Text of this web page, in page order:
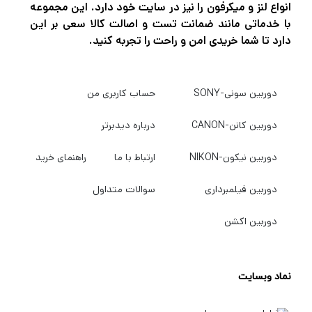
محرک AF که توسط یک موتور پله ای هدایت می
شود و همچنین یک سنسور مغناطیسی با دقت
مرحله جبران را ارائه می‌کند، با دو حالت سیستم
عامل استاندارد برای هر دو موقعیت عکاسی
کاربران این امکان را می دهد که سطح مقاومت
حلقه زوم را از قفل (قفل شده در انتهای باز برای
محدودکننده فوکوس، سوئیچ حالت سیستم
انواع لنز و میکرفون را نیز در سایت خود دارد. این مجموعه
با خدماتی مانند ضمانت تست و اصالت کالا سعی بر این
دارد تا شما خریدی امن و راحت را تجربه کنید.
دوربین سونی-SONY
دوربین کانن-CANON
دوربین نیکون-NIKON
دوربین فیلمبرداری
دوربین اکشن
حساب کاربری من
درباره دیدبرتر
ارتباط با ما راهنمای خرید
سوالات متداول
نماد وبسایت